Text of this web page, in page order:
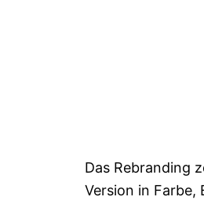
Das Rebranding
Version in